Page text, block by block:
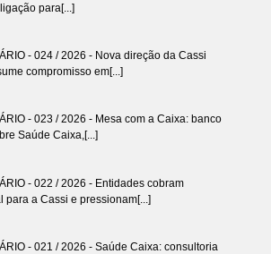
para[...]
- 024 / 2026 - Nova direção da Cassi
compromisso em[...]
- 023 / 2026 - Mesa com a Caixa: banco
Saúde Caixa,[...]
- 022 / 2026 - Entidades cobram
para a Cassi e pressionam[...]
- 021 / 2026 - Saúde Caixa: consultoria